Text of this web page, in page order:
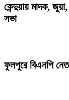
কেন্দুয়ায় মাদক,
সভা
ফুলপুরে বিএনপি